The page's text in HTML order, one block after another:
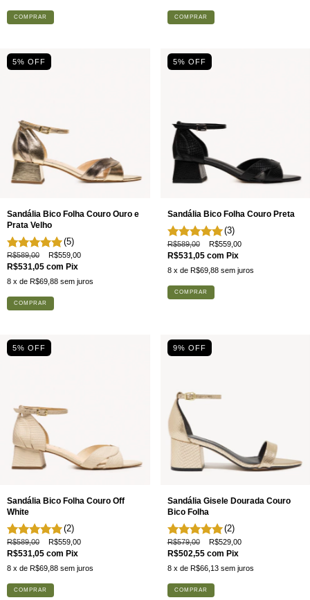
COMPRAR COMPRAR
5% OFF
Sandália Bico Folha Couro Ouro e
Prata Velho
(5)
R$589,00 R$559,00
R$531,05 com Pix
8 x de R$69,88 sem juros
COMPRAR
5% OFF
Sandália Bico Folha Couro Preta
(3)
R$589,00 R$559,00
R$531,05 com Pix
8 x de R$69,88 sem juros
COMPRAR
5% OFF
Sandália Bico Folha Couro Off
White
(2)
R$589,00 R$559,00
R$531,05 com Pix
8 x de R$69,88 sem juros
COMPRAR
9% OFF
Sandália Gisele Dourada Couro
Bico Folha
(2)
R$579,00 R$529,00
R$502,55 com Pix
8 x de R$66,13 sem juros
COMPRAR